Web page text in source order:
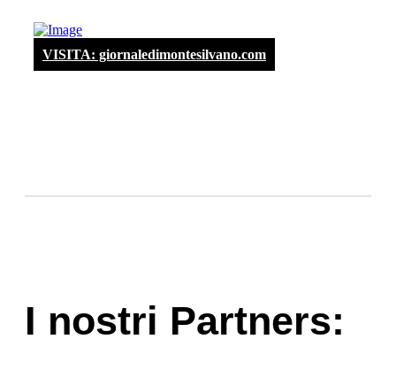
VISITA: giornaledimontesilvano.com
I nostri Partners: